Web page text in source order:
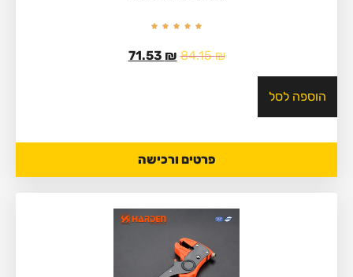
84.15₪
71.53 ₪
הוספה לסל
פרטים ורכישה